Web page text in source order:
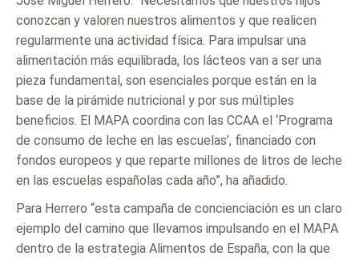
conozcan y valoren nuestros alimentos y que realicen
regularmente una actividad física. Para impulsar una
alimentación más equilibrada, los lácteos van a ser una
pieza fundamental, son esenciales porque están en la
base de la pirámide nutricional y por sus múltiples
beneficios. El MAPA coordina con las CCAA el ‘Programa
de consumo de leche en las escuelas’, financiado con
fondos europeos y que reparte millones de litros de leche
en las escuelas españolas cada año”, ha añadido.
Para Herrero “esta campaña de concienciación es un claro
ejemplo del camino que llevamos impulsando en el MAPA
dentro de la estrategia Alimentos de España, con la que